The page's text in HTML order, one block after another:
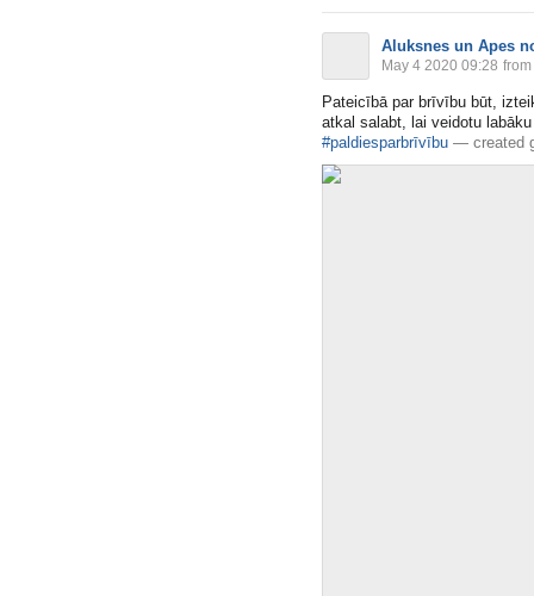
Aluksnes un Apes
May 4 2020 09:28
Pateicībā par brīvību būt,
atkal salabt, lai veidotu
#paldiesparbrīvību — created